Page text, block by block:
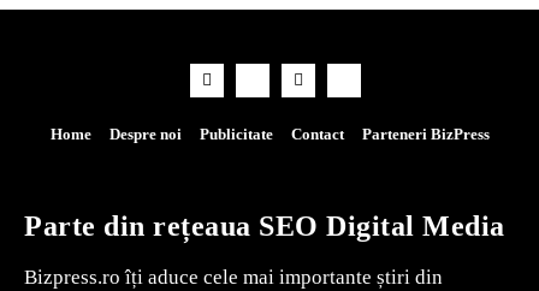
Home Despre noi Publicitate Contact Parteneri BizPress
Parte din rețeaua SEO Digital Media
Bizpress.ro îți aduce cele mai importante știri din